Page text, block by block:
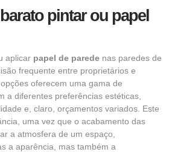
pintar ou papel
aplicar papel de parede nas paredes de
frequente entre proprietários e
oferecem uma gama de
a diferentes preferências estéticas,
e, claro, orçamentos variados. Este
uma vez que o acabamento das
a atmosfera de um espaço,
a aparência, mas também a